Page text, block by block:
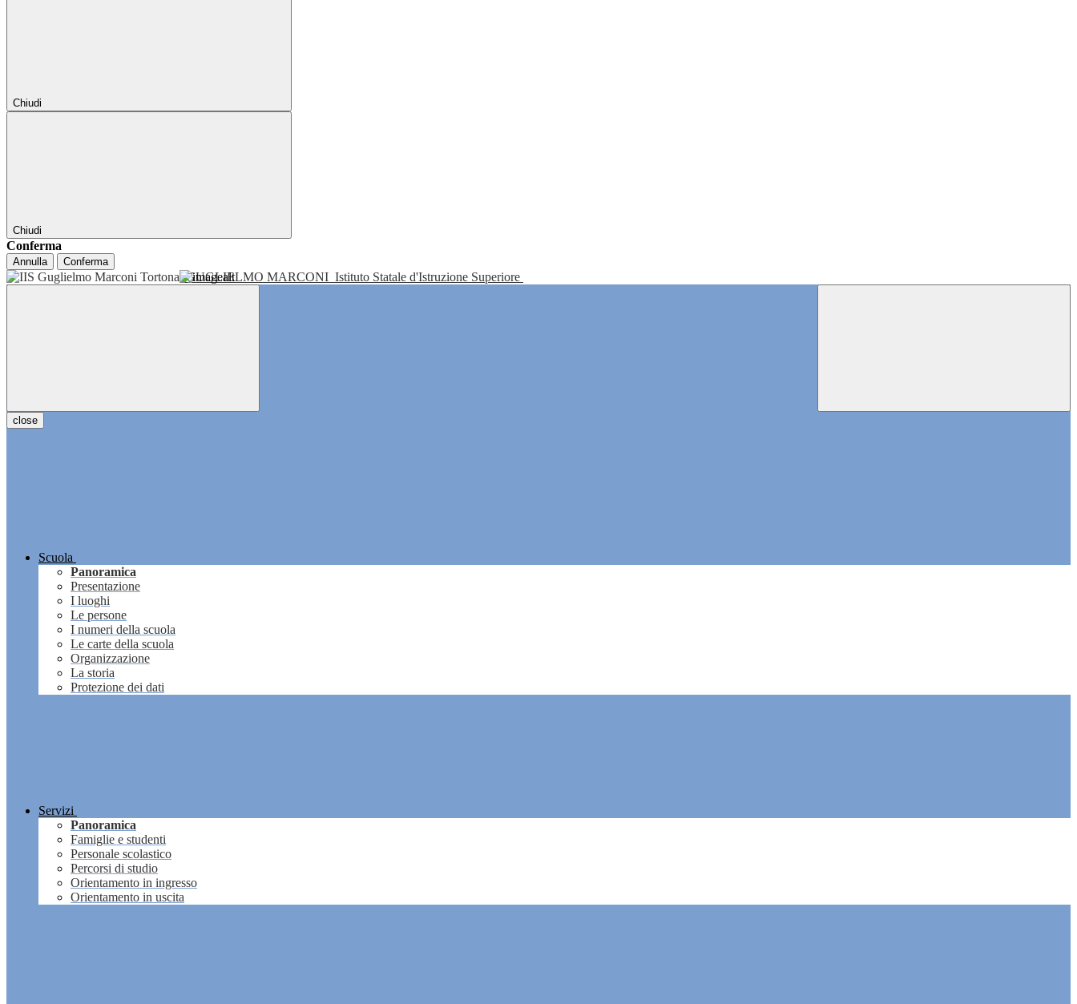
Chiudi
Chiudi
Conferma
Annulla Conferma
GUGLIELMO MARCONI Istituto Statale d'Istruzione Superiore
close
Scuola
Panoramica
Presentazione
I luoghi
Le persone
I numeri della scuola
Le carte della scuola
Organizzazione
La storia
Protezione dei dati
Servizi
Panoramica
Famiglie e studenti
Personale scolastico
Percorsi di studio
Orientamento in ingresso
Orientamento in uscita